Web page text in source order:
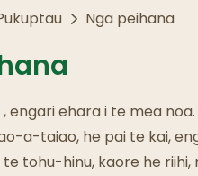
Nga peihana
, engari ehara i te mea
a-taiao, he pai te kai,
tohu-hinu, kaore he